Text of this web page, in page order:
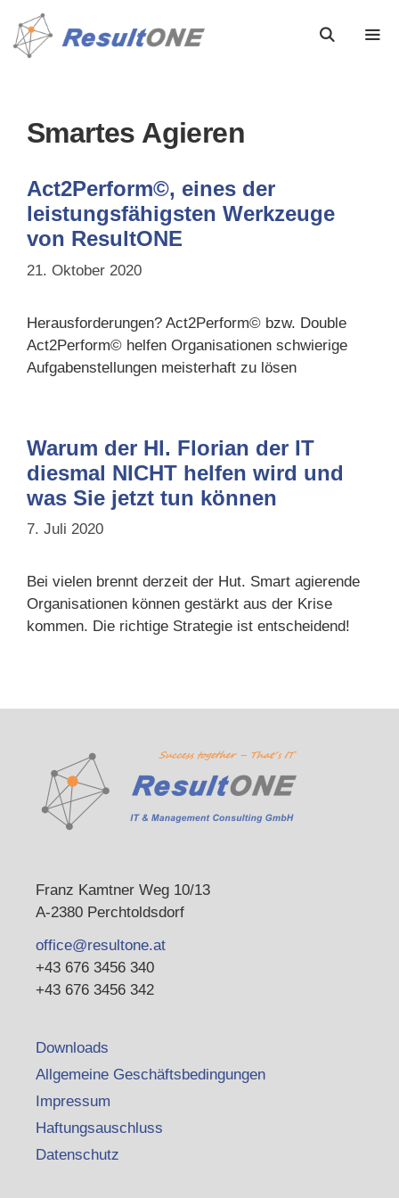
Smartes Agieren
Act2Perform©, eines der
leistungsfähigsten Werkzeuge
von ResultONE
21. Oktober 2020
Herausforderungen? Act2Perform© bzw. Double
Act2Perform© helfen Organisationen schwierige
Aufgabenstellungen meisterhaft zu lösen
Warum der Hl. Florian der IT
diesmal NICHT helfen wird und
was Sie jetzt tun können
7. Juli 2020
Bei vielen brennt derzeit der Hut. Smart agierende
Organisationen können gestärkt aus der Krise
kommen. Die richtige Strategie ist entscheidend!
Franz Kamtner Weg 10/13
A-2380 Perchtoldsdorf
office@resultone.at
+43 676 3456 340
+43 676 3456 342
Downloads
Allgemeine Geschäftsbedingungen
Impressum
Haftungsauschluss
Datenschutz